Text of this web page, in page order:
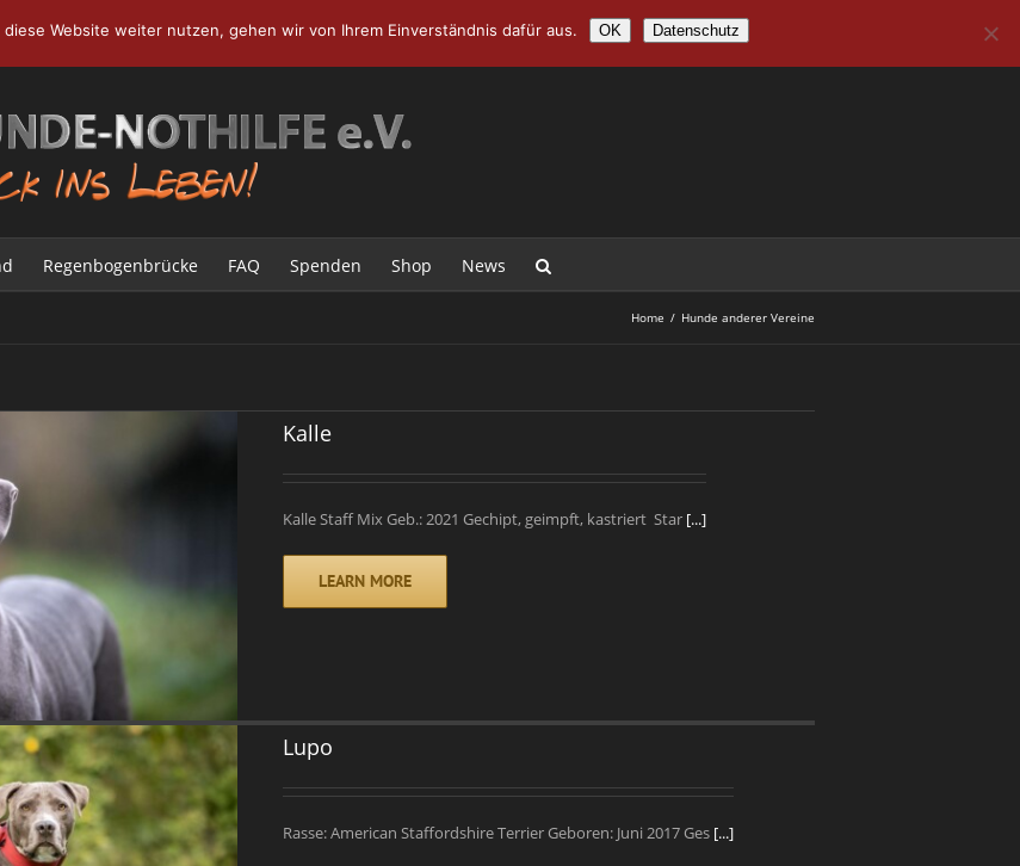
Regenbogenbrücke FAQ Spenden Shop News
Home / Hunde anderer Vereine
Kalle
Kalle Staff Mix Geb.: 2021 Gechipt, geimpft, kastriert Star [...]
LEARN MORE
Lupo
Rasse: American Staffordshire Terrier Geboren: Juni 2017 Ges [...]
Website weiter nutzen, gehen wir von Ihrem Einverständnis dafür aus. OK Datenschutz